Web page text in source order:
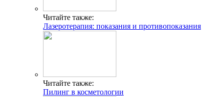
Читайте также:
Лазеротерапия: показания и противопоказания
Читайте также:
Пилинг в косметологии